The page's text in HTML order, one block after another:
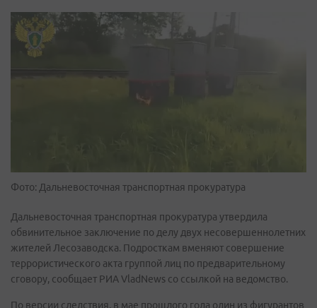
Фото: Дальневосточная транспортная прокуратура
Дальневосточная транспортная прокуратура утвердила
обвинительное заключение по делу двух несовершеннолетних
жителей Лесозаводска. Подросткам вменяют совершение
террористического акта группой лиц по предварительному
сговору, сообщает РИА VladNews со ссылкой на ведомство.
По версии следствия, в мае прошлого года один из фигурантов